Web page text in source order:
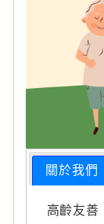
關於我們
高齡友善